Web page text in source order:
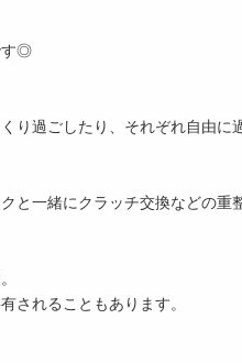
す◎
り過ごしたり、それぞれ自由に
と一緒にクラッチ交換などの重
されることもあります。